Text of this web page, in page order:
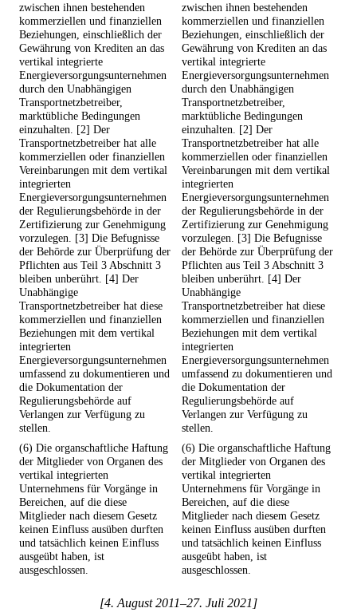
zwischen ihnen bestehenden
kommerziellen und finanziellen
Beziehungen, einschließlich der
Gewährung von Krediten an das
vertikal integrierte
Energieversorgungsunternehmen
durch den Unabhängigen
Transportnetzbetreiber,
marktübliche Bedingungen
einzuhalten. [2] Der
Transportnetzbetreiber hat alle
kommerziellen oder finanziellen
Vereinbarungen mit dem vertikal
integrierten
Energieversorgungsunternehmen
der Regulierungsbehörde in der
Zertifizierung zur Genehmigung
vorzulegen. [3] Die Befugnisse
der Behörde zur Überprüfung der
Pflichten aus Teil 3 Abschnitt 3
bleiben unberührt. [4] Der
Unabhängige
Transportnetzbetreiber hat diese
kommerziellen und finanziellen
Beziehungen mit dem vertikal
integrierten
Energieversorgungsunternehmen
umfassend zu dokumentieren und
die Dokumentation der
Regulierungsbehörde auf
Verlangen zur Verfügung zu
stellen.
zwischen ihnen bestehenden
kommerziellen und finanziellen
Beziehungen, einschließlich der
Gewährung von Krediten an das
vertikal integrierte
Energieversorgungsunternehmen
durch den Unabhängigen
Transportnetzbetreiber,
marktübliche Bedingungen
einzuhalten. [2] Der
Transportnetzbetreiber hat alle
kommerziellen oder finanziellen
Vereinbarungen mit dem vertikal
integrierten
Energieversorgungsunternehmen
der Regulierungsbehörde in der
Zertifizierung zur Genehmigung
vorzulegen. [3] Die Befugnisse
der Behörde zur Überprüfung der
Pflichten aus Teil 3 Abschnitt 3
bleiben unberührt. [4] Der
Unabhängige
Transportnetzbetreiber hat diese
kommerziellen und finanziellen
Beziehungen mit dem vertikal
integrierten
Energieversorgungsunternehmen
umfassend zu dokumentieren und
die Dokumentation der
Regulierungsbehörde auf
Verlangen zur Verfügung zu
stellen.
(6) Die organschaftliche Haftung
der Mitglieder von Organen des
vertikal integrierten
Unternehmens für Vorgänge in
Bereichen, auf die diese
Mitglieder nach diesem Gesetz
keinen Einfluss ausüben durften
und tatsächlich keinen Einfluss
ausgeübt haben, ist
ausgeschlossen.
(6) Die organschaftliche Haftung
der Mitglieder von Organen des
vertikal integrierten
Unternehmens für Vorgänge in
Bereichen, auf die diese
Mitglieder nach diesem Gesetz
keinen Einfluss ausüben durften
und tatsächlich keinen Einfluss
ausgeübt haben, ist
ausgeschlossen.
[4. August 2011–27. Juli 2021]